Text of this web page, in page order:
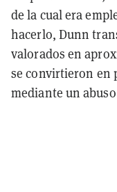
de la cual era
hacerlo, Dunn
valorados en
se convirtieron en
mediante un